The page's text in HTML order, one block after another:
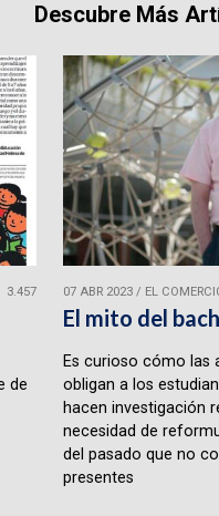
Descubre Más
3.457
de
07 ABR 2023/ EL
El mito del
Es curioso cómo las
obligan a los
hacen investigación
necesidad de
del pasado que no
presentes